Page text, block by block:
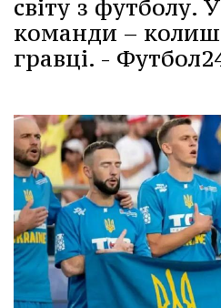
світу з футболу.
команди –
гравці. -